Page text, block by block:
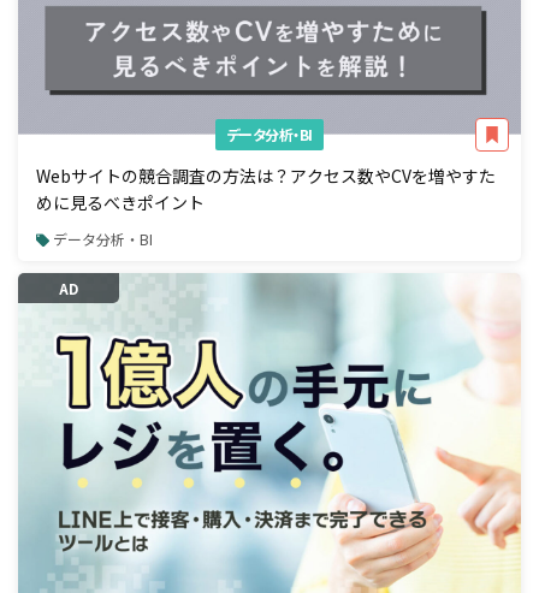
データ分析・BI
Webサイトの競合調査の方法は？アクセス数やCVを増やすた
めに見るべきポイント
データ分析・BI
AD